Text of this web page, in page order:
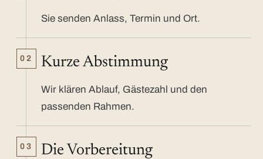
Sie senden Anlass, Termin und Ort.
02 Kurze Abstimmung
Wir klären Ablauf, Gästezahl und den
passenden Rahmen.
03 Die Vorbereitung